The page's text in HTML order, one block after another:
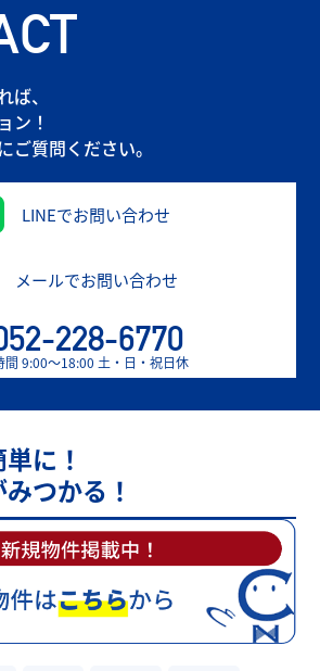
、
ン！
ご質問ください。
LINEでお問い合わせ
メールでお問い合わせ
228-6770
間 9:00〜18:00 土・日・祝日休
に！
つかる！